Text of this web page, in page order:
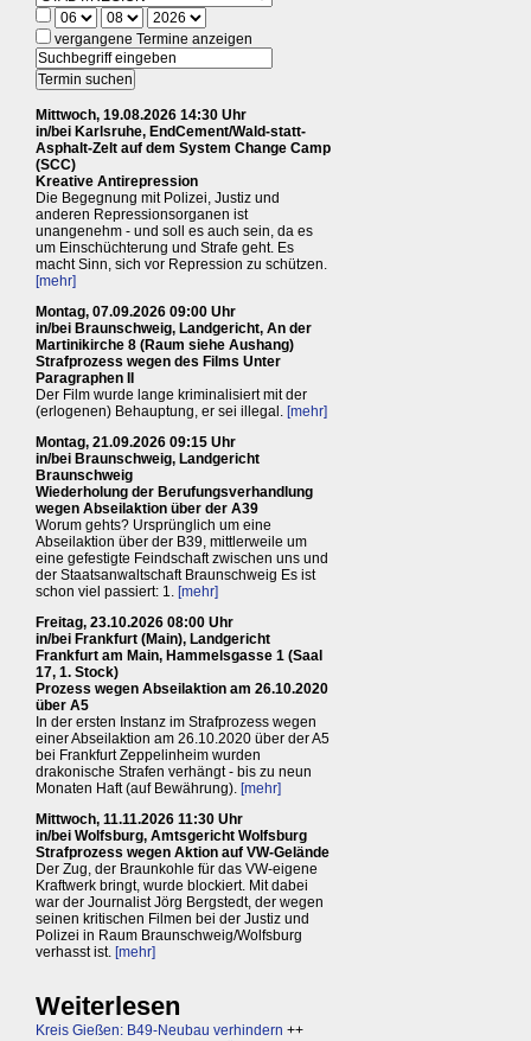
vergangene Termine anzeigen
Mittwoch, 19.08.2026 14:30 Uhr
in/bei Karlsruhe, EndCement/Wald-statt-
Asphalt-Zelt auf dem System Change Camp
(SCC)
Kreative Antirepression
Die Begegnung mit Polizei, Justiz und
anderen Repressionsorganen ist
unangenehm - und soll es auch sein, da es
um Einschüchterung und Strafe geht. Es
macht Sinn, sich vor Repression zu schützen.
[mehr]
Montag, 07.09.2026 09:00 Uhr
in/bei Braunschweig, Landgericht, An der
Martinikirche 8 (Raum siehe Aushang)
Strafprozess wegen des Films Unter
Paragraphen II
Der Film wurde lange kriminalisiert mit der
(erlogenen) Behauptung, er sei illegal. [mehr]
Montag, 21.09.2026 09:15 Uhr
in/bei Braunschweig, Landgericht
Braunschweig
Wiederholung der Berufungsverhandlung
wegen Abseilaktion über der A39
Worum gehts? Ursprünglich um eine
Abseilaktion über der B39, mittlerweile um
eine gefestigte Feindschaft zwischen uns und
der Staatsanwaltschaft Braunschweig Es ist
schon viel passiert: 1. [mehr]
Freitag, 23.10.2026 08:00 Uhr
in/bei Frankfurt (Main), Landgericht
Frankfurt am Main, Hammelsgasse 1 (Saal
17, 1. Stock)
Prozess wegen Abseilaktion am 26.10.2020
über A5
In der ersten Instanz im Strafprozess wegen
einer Abseilaktion am 26.10.2020 über der A5
bei Frankfurt Zeppelinheim wurden
drakonische Strafen verhängt - bis zu neun
Monaten Haft (auf Bewährung). [mehr]
Mittwoch, 11.11.2026 11:30 Uhr
in/bei Wolfsburg, Amtsgericht Wolfsburg
Strafprozess wegen Aktion auf VW-Gelände
Der Zug, der Braunkohle für das VW-eigene
Kraftwerk bringt, wurde blockiert. Mit dabei
war der Journalist Jörg Bergstedt, der wegen
seinen kritischen Filmen bei der Justiz und
Polizei in Raum Braunschweig/Wolfsburg
verhasst ist. [mehr]
Weiterlesen
Kreis Gießen: B49-Neubau verhindern ++